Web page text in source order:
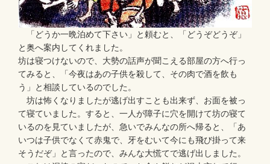
「どうか一晩泊めて下さい」と頼むと、「どうぞどうぞ」
と奥へ案内してくれました。
坊は寝つけないので、大勢の話声が聞こえる部屋の方へ行っ
てみると、「今夜はあの子供を殺して、その肉で酒を飲も
う」と相談しているのでした。
坊は怖くなりましたが逃げ出すことも出来ず、お面を被っ
て寝ていました。すると、一人が障子に穴を開けて坊の寝て
いるのを見ていましたが、急いでみんなの所へ帰ると、「あ
いつは子供でなくて赤鬼で、牙をむいて今にも飛び掛って来
そうだぞ」と言ったので、みんな大慌てで逃げ出しました。